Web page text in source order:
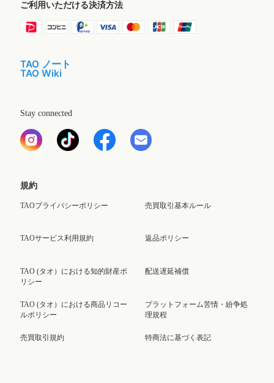
ご利用いただける決済方法
TAO ノート
TAO Wiki
Stay connected
規約
TAOプライバシーポリシー
TAOサービス利用規約
TAO (タオ）における知的財産ポ
リシー
TAO (タオ）における商品リコー
ルポリシー
売買取引規約
売買取引基本ルール
返品ポリシー
配送遅延補償
プラットフォーム苦情・紛争処
理規程
特商法に基づく表記